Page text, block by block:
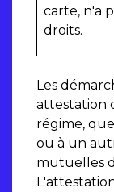
carte, n'a
droits.
Les
attestation
régime,
ou à un
mutuelles